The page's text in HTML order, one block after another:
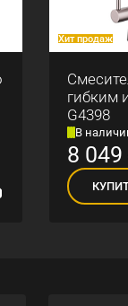
Хит продаж
гибким
G4398
В
8 049